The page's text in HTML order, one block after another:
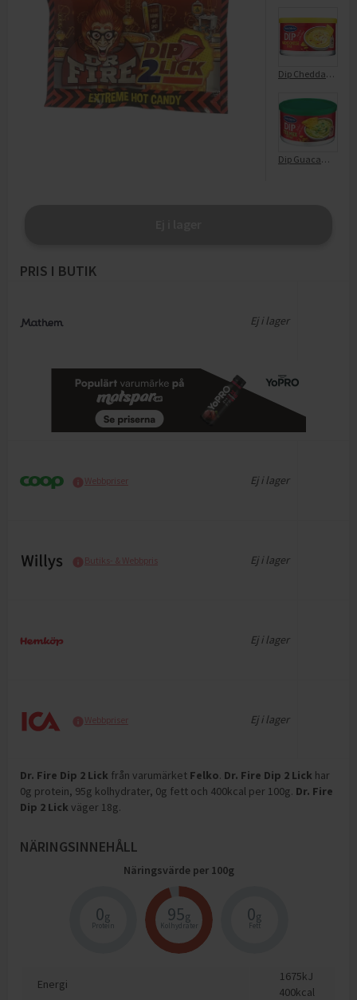
Dip Cheddar Cheese
Dip Guacamole
PRIS I BUTIK
Ej i lager
Webbpriser Ej i lager
Butiks- & Webbpris Ej i lager
Ej i lager
Webbpriser Ej i lager
Dr. Fire Dip 2 Lick från varumärket Felko. Dr. Fire Dip 2 Lick har
0g protein, 95g kolhydrater, 0g fett och 400kcal per 100g. Dr. Fire
Dip 2 Lick väger 18g.
NÄRINGSINNEHÅLL
Näringsvärde per 100g
0g
Protein
95g
Kolhydrater
0g
Fett
Energi
1675kJ
400kcal